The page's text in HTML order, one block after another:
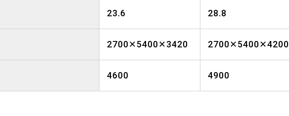
23.6 28.8
2700✕5400✕3420 2700✕5400✕4200
4600 4900